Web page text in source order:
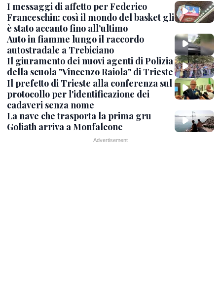
I messaggi di affetto per Federico
Franceschin: così il mondo del basket gli
è stato accanto fino all’ultimo
Auto in fiamme lungo il raccordo
autostradale a Trebiciano
Il giuramento dei nuovi agenti di Polizia
della scuola "Vincenzo Raiola" di Trieste
Il prefetto di Trieste alla conferenza sul
protocollo per l'identificazione dei
cadaveri senza nome
La nave che trasporta la prima gru
Goliath arriva a Monfalcone